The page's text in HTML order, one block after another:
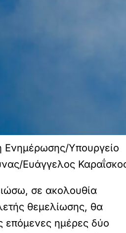
Ενημέρωσης/Υπουργείο
Ευάγγελος
σε ακολουθία
θεμελίωσης, θα
επόμενες ημέρες δύο